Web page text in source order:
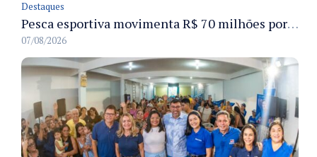
Destaques
Pesca esportiva movimenta R$ 70 milhões por ano e ganha espaço na economia sustentável do Amazonas
07/08/2026